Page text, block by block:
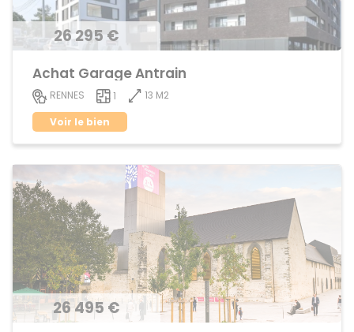
26 295 €
Achat Garage Antrain
RENNES 1
13 M2
Voir le bien
26 495 €